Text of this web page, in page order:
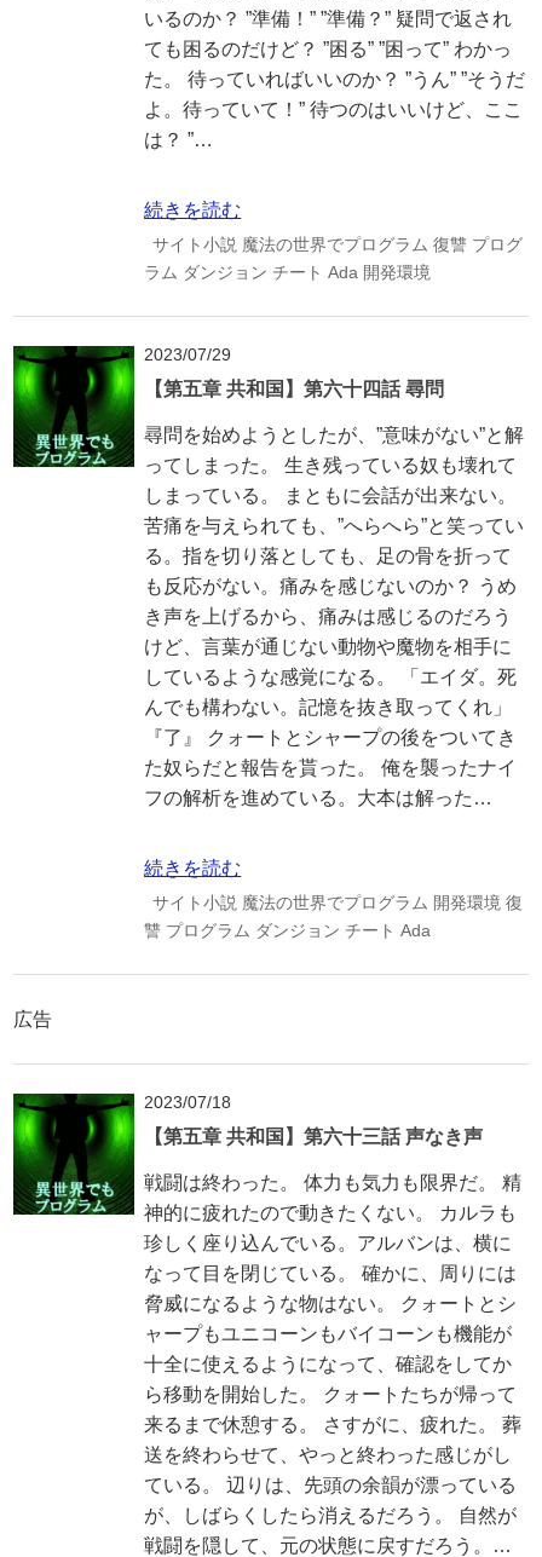
いるのか？ ”準備！” ”準備？” 疑問で返され
ても困るのだけど？ ”困る” ”困って” わかっ
た。 待っていればいいのか？ ”うん” ”そうだ
よ。待っていて！” 待つのはいいけど、ここ
は？ ”…
続きを読む
サイト小説 魔法の世界でプログラム 復讐 プログ
ラム ダンジョン チート Ada 開発環境
2023/07/29
【第五章 共和国】第六十四話 尋問
尋問を始めようとしたが、”意味がない”と解
ってしまった。 生き残っている奴も壊れて
しまっている。 まともに会話が出来ない。
苦痛を与えられても、”へらへら”と笑ってい
る。指を切り落としても、足の骨を折って
も反応がない。痛みを感じないのか？ うめ
き声を上げるから、痛みは感じるのだろう
けど、言葉が通じない動物や魔物を相手に
しているような感覚になる。 「エイダ。死
んでも構わない。記憶を抜き取ってくれ」
『了』 クォートとシャープの後をついてき
た奴らだと報告を貰った。 俺を襲ったナイ
フの解析を進めている。大本は解った…
続きを読む
サイト小説 魔法の世界でプログラム 開発環境 復
讐 プログラム ダンジョン チート Ada
広告
2023/07/18
【第五章 共和国】第六十三話 声なき声
戦闘は終わった。 体力も気力も限界だ。 精
神的に疲れたので動きたくない。 カルラも
珍しく座り込んでいる。アルバンは、横に
なって目を閉じている。 確かに、周りには
脅威になるような物はない。 クォートとシ
ャープもユニコーンもバイコーンも機能が
十全に使えるようになって、確認をしてか
ら移動を開始した。 クォートたちが帰って
来るまで休憩する。 さすがに、疲れた。 葬
送を終わらせて、やっと終わった感じがし
ている。 辺りは、先頭の余韻が漂っている
が、しばらくしたら消えるだろう。 自然が
戦闘を隠して、元の状態に戻すだろう。…